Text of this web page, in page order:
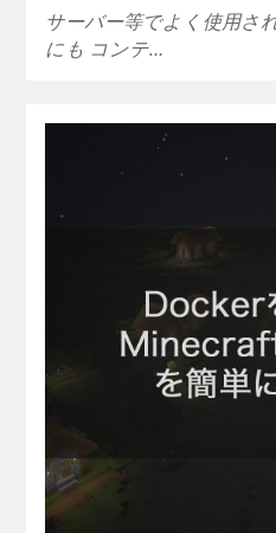
サーバー等でよく使用さ
にも コンテ…